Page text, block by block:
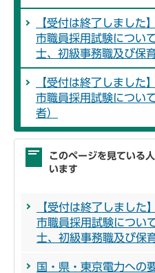
【受付は終了しました
市職員採用試験につい
士、初級事務職及び保育
【受付は終了しました
市職員採用試験につい
者）
このページを見ている
います
【受付は終了しまし
市職員採用試験につい
士、初級事務職及び保
国・県・東京電力への